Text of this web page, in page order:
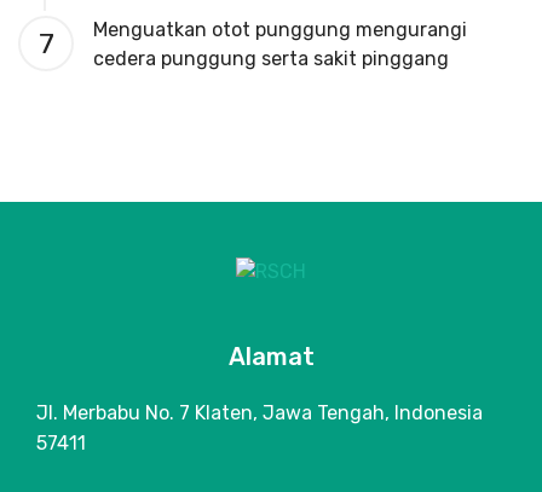
7
Menguatkan otot punggung mengurangi
cedera punggung serta sakit pinggang
Alamat
Jl. Merbabu No. 7 Klaten, Jawa Tengah, Indonesia
57411